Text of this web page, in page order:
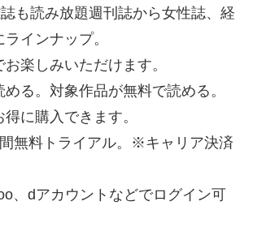
も読み放題週刊誌から女性誌、経
インナップ。
楽しみいただけます。
る。対象作品が無料で読める。
に購入できます。
無料トライアル。※キャリア決済
、dアカウントなどでログイン可